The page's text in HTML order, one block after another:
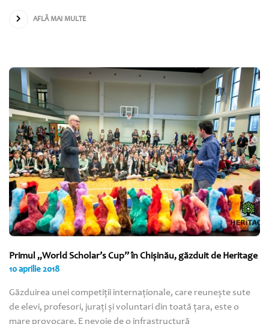
AFLĂ MAI MULTE
Primul „World Scholar’s Cup” în Chişinău, găzduit de Heritage
10 aprilie 2018
Găzduirea unei competiţii internaţionale, care reuneşte sute
de elevi, profesori, juraţi şi voluntari din toată ţara, este o
mare provocare. E nevoie de o infrastructură